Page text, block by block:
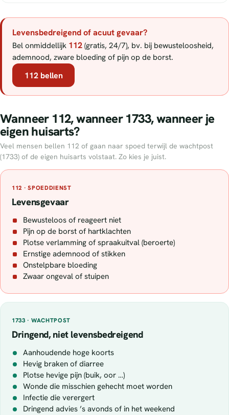
Levensbedreigend of acuut gevaar?
Bel onmiddellijk 112 (gratis, 24/7), bv. bij bewusteloosheid,
ademnood, zware bloeding of pijn op de borst.
112 bellen
Wanneer 112, wanneer 1733, wanneer je
eigen huisarts?
Veel mensen bellen 112 of gaan naar spoed terwijl de wachtpost
(1733) of de eigen huisarts volstaat. Zo kies je juist.
112 · SPOEDDIENST
Levensgevaar
Bewusteloos of reageert niet
Pijn op de borst of hartklachten
Plotse verlamming of spraakuitval (beroerte)
Ernstige ademnood of stikken
Onstelpbare bloeding
Zwaar ongeval of stuipen
1733 · WACHTPOST
Dringend, niet levensbedreigend
Aanhoudende hoge koorts
Hevig braken of diarree
Plotse hevige pijn (buik, oor …)
Wonde die misschien gehecht moet worden
Infectie die verergert
Dringend advies ’s avonds of in het weekend